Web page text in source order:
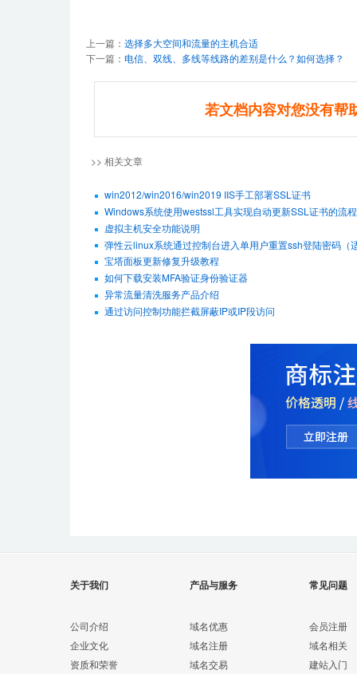
上一篇： 选择多大空间和流量的主机合适
下一篇： 电信、双线、多线等线路的差别是什么？如何选择？
若文档内容对您没有帮
>> 相关文章
win2012/win2016/win2019 IIS手工部署SSL证书
Windows系统使用westssl工具实现自动更新SSL证书的流程
虚拟主机安全功能说明
弹性云linux系统通过控制台进入单用户重置ssh登陆密码（
宝塔面板更新修复升级教程
如何下载安装MFA验证身份验证器
异常流量清洗服务产品介绍
通过访问控制功能拦截屏蔽IP或IP段访问
关于我们
公司介绍
企业文化
资质和荣誉
产品与服务
域名优惠
域名注册
域名交易
常见问题
会员注册
域名相关
建站入门